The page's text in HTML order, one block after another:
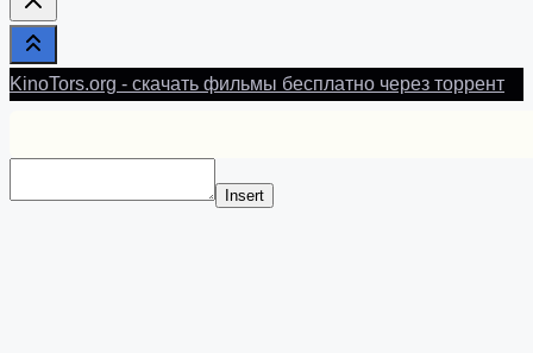
KinoTors.org - скачать фильмы бесплатно через торрент
Insert